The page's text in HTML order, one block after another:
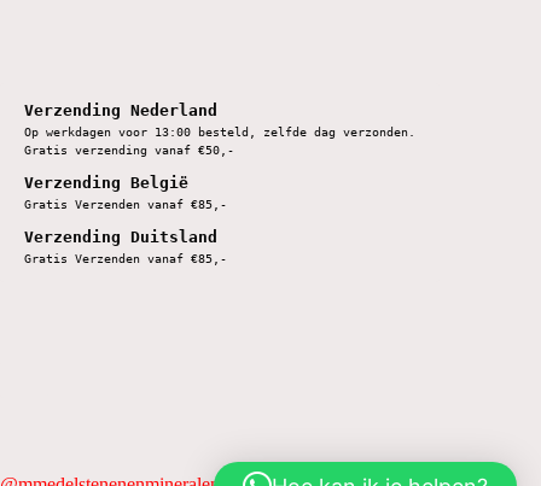
Verzending Nederland
Op werkdagen voor 13:00 besteld, zelfde dag verzonden.
Gratis verzending vanaf €50,-
Verzending België
Gratis Verzenden vanaf €85,-
Verzending Duitsland
Gratis Verzenden vanaf €85,-